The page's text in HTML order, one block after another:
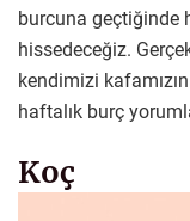
burcuna geçtiğinde
hissedeceğiz.
kendimizi
haftalık burç
Koç